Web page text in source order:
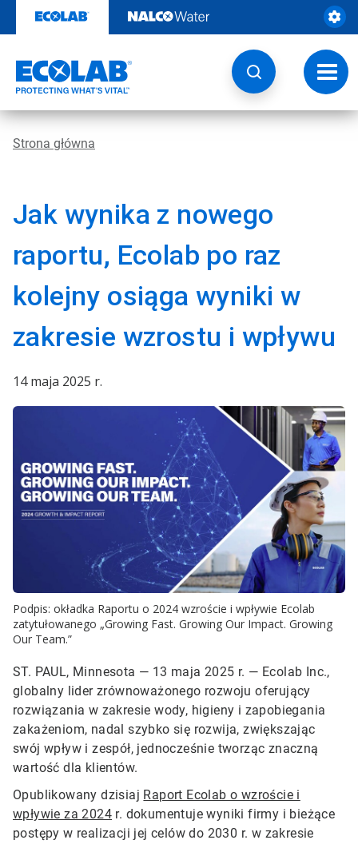
zawartości
Strona główna
Jak wynika z nowego
raportu, Ecolab po raz
kolejny osiąga wyniki w
zakresie wzrostu i wpływu
14 maja 2025 r.
Podpis: okładka Raportu o 2024 wzroście i wpływie Ecolab
zatytułowanego „Growing Fast. Growing Our Impact. Growing
Our Team.”
ST. PAUL, Minnesota — 13 maja 2025 r. — Ecolab Inc.,
globalny lider zrównoważonego rozwoju oferujący
rozwiązania w zakresie wody, higieny i zapobiegania
zakażeniom, nadal szybko się rozwija, zwiększając
swój wpływ i zespół, jednocześnie tworząc znaczną
wartość dla klientów.
Opublikowany dzisiaj Raport Ecolab o wzroście i
wpływie za 2024 r. dokumentuje wyniki firmy i bieżące
postępy w realizacji jej celów do 2030 r. w zakresie